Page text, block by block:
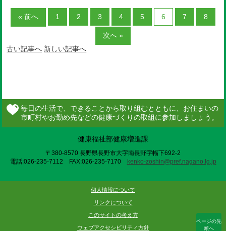
« 前へ 1 2 3 4 5 6 7 8
次へ »
古い記事へ 新しい記事へ
ページの先
頭へ
健康福祉部健康増進課
〒380-8570 長野県長野市大字南長野字幅下692-2
電話:026-235-7112 FAX:026-235-7170
kenko-zoshin@pref.nagano.lg.jp
個人情報について
リンクについて
このサイトの考え方
ウェブアクセシビリティ方針